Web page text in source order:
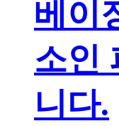
베이
소인
니다.